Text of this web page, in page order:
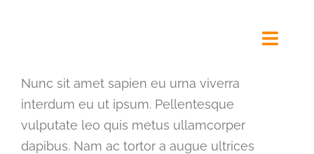
Kinderdagverblijf Alkmaar
Nunc sit amet sapien eu urna viverra
interdum eu ut ipsum. Pellentesque
vulputate leo quis metus ullamcorper
dapibus. Nam ac tortor a augue ultrices